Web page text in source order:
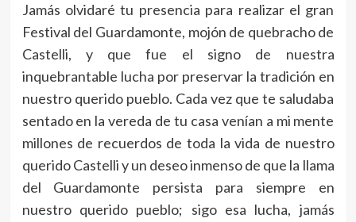
Jamás olvidaré tu presencia para realizar el gran
Festival del Guardamonte, mojón de quebracho de
Castelli, y que fue el signo de nuestra
inquebrantable lucha por preservar la tradición en
nuestro querido pueblo. Cada vez que te saludaba
sentado en la vereda de tu casa venían a mi mente
millones de recuerdos de toda la vida de nuestro
querido Castelli y un deseo inmenso de que la llama
del Guardamonte persista para siempre en
nuestro querido pueblo; sigo esa lucha, jamás